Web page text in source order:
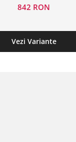
842 RON
Vezi Variante